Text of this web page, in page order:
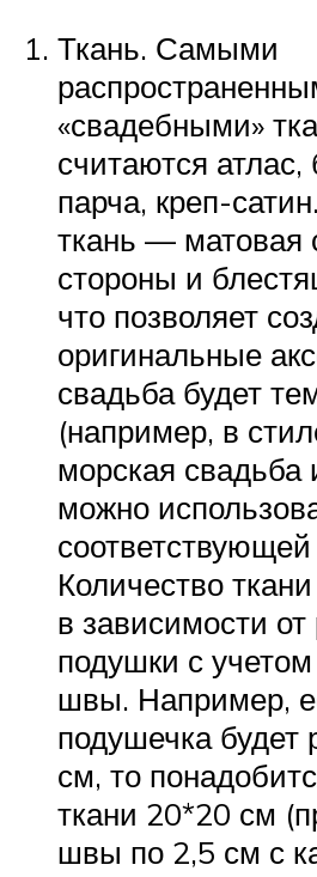
Ткань. Самыми
«свадебными»
считаются атлас,
парча, креп-
ткань — матовая
стороны и
что позволяет
оригинальные
свадьба будет
(например, в
морская свадьба
можно
соответствующей
Количество
в зависимости
подушки с
швы. Например,
подушечка будет
см, то
ткани 20*20 см
швы по 2,5 см с